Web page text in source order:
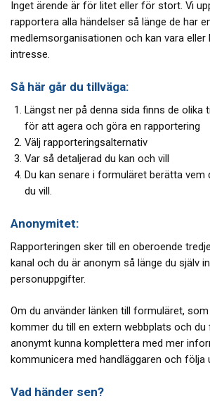
Inget ärende är för litet eller för stort. Vi
rapportera alla händelser så länge de har
medlemsorganisationen och kan vara eller
intresse.
Så här går du tillväga:
Längst ner på denna sida finns de olika
för att agera och göra en rapportering
Välj rapporteringsalternativ
Var så detaljerad du kan och vill
Du kan senare i formuläret berätta vem
du vill.
Anonymitet:
Rapporteringen sker till en oberoende
kanal och du är anonym så länge du själv
personuppgifter.
Om du använder länken till formuläret,
kommer du till en extern webbplats och
anonymt kunna komplettera med mer
kommunicera med handläggaren och följa
Vad händer sen?